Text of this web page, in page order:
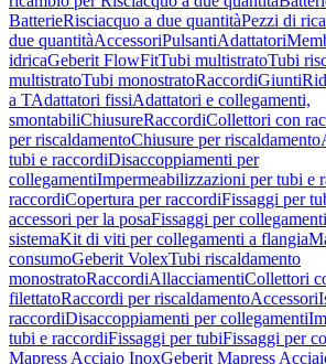
BatterieRisciacquo a due quantitàPezzi di
due quantitàAccessoriPulsantiAdattatori
idricaGeberit FlowFitTubi multistratoTubi
multistratoTubi monostratoRaccordiGiunti
a TAdattatori fissiAdattatori e collegamenti,
smontabiliChiusureRaccordiCollettori con
per riscaldamentoChiusure per riscaldamento
tubi e raccordiDisaccoppiamenti per
collegamentiImpermeabilizzazioni per tubi e
raccordiCopertura per raccordiFissaggi per
accessori per la posaFissaggi per collegamenti
sistemaKit di viti per collegamenti a flangia
consumoGeberit VolexTubi riscaldamento
monostratoRaccordiAllacciamentiCollettori
filettatoRaccordi per riscaldamentoAccessori
raccordiDisaccoppiamenti per collegamenti
tubi e raccordiFissaggi per tubiFissaggi per
Mapress Acciaio InoxGeberit Mapress